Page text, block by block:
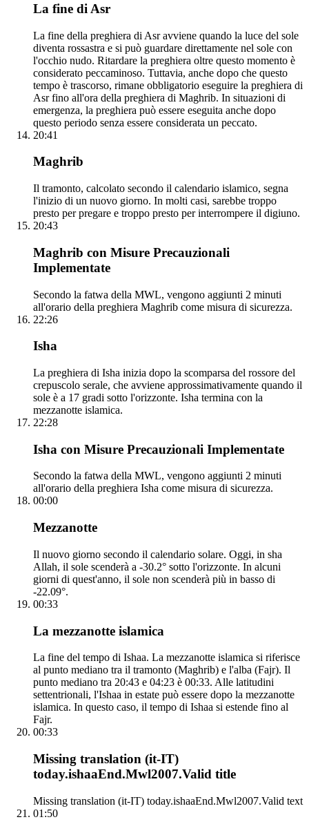
La fine di Asr
La fine della preghiera di Asr avviene quando la luce del sole
diventa rossastra e si può guardare direttamente nel sole con
l'occhio nudo. Ritardare la preghiera oltre questo momento è
considerato peccaminoso. Tuttavia, anche dopo che questo
tempo è trascorso, rimane obbligatorio eseguire la preghiera di
Asr fino all'ora della preghiera di Maghrib. In situazioni di
emergenza, la preghiera può essere eseguita anche dopo
questo periodo senza essere considerata un peccato.
20:41
Maghrib
Il tramonto, calcolato secondo il calendario islamico, segna
l'inizio di un nuovo giorno. In molti casi, sarebbe troppo
presto per pregare e troppo presto per interrompere il digiuno.
20:43
Maghrib con Misure Precauzionali
Implementate
Secondo la fatwa della MWL, vengono aggiunti 2 minuti
all'orario della preghiera Maghrib come misura di sicurezza.
22:26
Isha
La preghiera di Isha inizia dopo la scomparsa del rossore del
crepuscolo serale, che avviene approssimativamente quando il
sole è a 17 gradi sotto l'orizzonte. Isha termina con la
mezzanotte islamica.
22:28
Isha con Misure Precauzionali Implementate
Secondo la fatwa della MWL, vengono aggiunti 2 minuti
all'orario della preghiera Isha come misura di sicurezza.
00:00
Mezzanotte
Il nuovo giorno secondo il calendario solare. Oggi, in sha
Allah, il sole scenderà a -30.2° sotto l'orizzonte. In alcuni
giorni di quest'anno, il sole non scenderà più in basso di
-22.09°.
00:33
La mezzanotte islamica
La fine del tempo di Ishaa. La mezzanotte islamica si riferisce
al punto mediano tra il tramonto (Maghrib) e l'alba (Fajr). Il
punto mediano tra 20:43 e 04:23 è 00:33. Alle latitudini
settentrionali, l'Ishaa in estate può essere dopo la mezzanotte
islamica. In questo caso, il tempo di Ishaa si estende fino al
Fajr.
00:33
Missing translation (it-IT)
today.ishaaEnd.Mwl2007.Valid title
Missing translation (it-IT) today.ishaaEnd.Mwl2007.Valid text
01:50